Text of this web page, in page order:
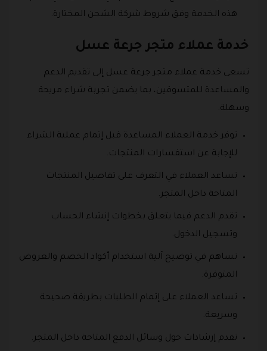
هذه الخدمة وفق شروط شركة الشحن المختارة.
خدمة عملاء متجر جرعة عسل
تسعى خدمة عملاء متجر جرعة عسل إلى تقديم الدعم
والمساعدة للمتسوقين، بما يضمن تجربة شراء مريحة
وسهلة.
توفر خدمة العملاء المساعدة قبل إتمام عملية الشراء
للإجابة عن استفسارات المنتجات.
تساعد العملاء في التعرف على تفاصيل المنتجات
المتاحة داخل المتجر.
تقدم الدعم فيما يتعلق بخطوات إنشاء الحساب
وتسجيل الدخول.
تساهم في توضيح آلية استخدام أكواد الخصم والعروض
المتوفرة.
تساعد العملاء على إتمام الطلبات بطريقة صحيحة
وسريعة.
تقدم إرشادات حول وسائل الدفع المتاحة داخل المتجر.